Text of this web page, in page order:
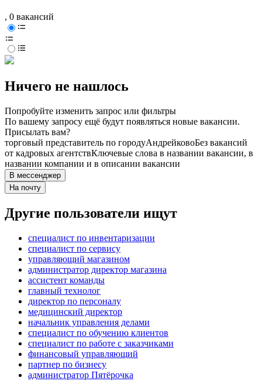
, 0 вакансий
Ничего не нашлось
Попробуйте изменить запрос или фильтры
По вашему запросу ещё будут появляться новые вакансии.
Присылать вам?
торговый представитель по городуАндрейковоБез вакансий
от кадровых агентствКлючевые слова в названии вакансии, в
названии компании и в описании вакансии
В мессенджер
На почту
Другие пользователи ищут
специалист по инвентаризации
специалист по сервису
управляющий магазином
администратор директор магазина
ассистент команды
главный технолог
директор по персоналу
медицинский директор
начальник управления делами
специалист по обучению клиентов
специалист по работе с заказчиками
финансовый управляющий
партнер по бизнесу
администратор Пятёрочка